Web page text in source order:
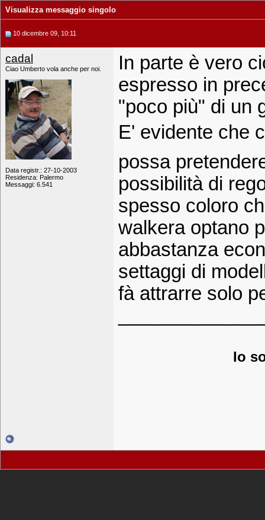
Visualizza messaggio singolo
10 dicembre 09, 10:11
cadal
Ciao Umberto vola anche per noi.
Data registr.: 27-10-2003
Residenza: Palermo
Messaggi: 6.541
In parte è vero
espresso in
"poco più" di un
E' evidente che
possa
possibilità di
spesso coloro
walkera optano
abbastanza
settaggi di
fà attrarre solo
Io